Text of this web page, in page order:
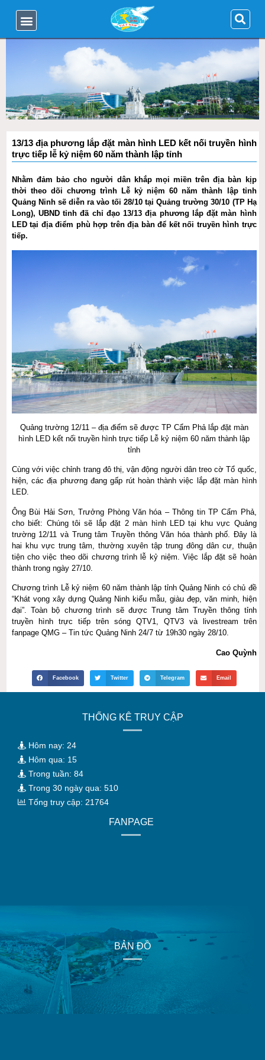
13/13 địa phương lắp đặt màn hình LED kết nối truyền hình
trực tiếp lễ kỷ niệm 60 năm thành lập tỉnh
Nhằm đảm bảo cho người dân khắp mọi miền trên địa bàn kịp
thời theo dõi chương trình Lễ kỷ niệm 60 năm thành lập tỉnh
Quảng Ninh sẽ diễn ra vào tối 28/10 tại Quảng trường 30/10 (TP Hạ
Long), UBND tỉnh đã chỉ đạo 13/13 địa phương lắp đặt màn hình
LED tại địa điểm phù hợp trên địa bàn để kết nối truyền hình trực
tiếp.
Quảng trường 12/11 – địa điểm sẽ được TP Cẩm Phả lắp đặt màn
hình LED kết nối truyền hình trực tiếp Lễ kỷ niệm 60 năm thành lập
tỉnh
Cùng với việc chỉnh trang đô thị, vận động người dân treo cờ Tổ quốc,
hiện, các địa phương đang gấp rút hoàn thành việc lắp đặt màn hình
LED.
Ông Bùi Hải Sơn, Trưởng Phòng Văn hóa – Thông tin TP Cẩm Phả,
cho biết: Chúng tôi sẽ lắp đặt 2 màn hình LED tại khu vực Quảng
trường 12/11 và Trung tâm Truyền thông Văn hóa thành phố. Đây là
hai khu vực trung tâm, thường xuyên tập trung đông dân cư, thuận
tiện cho việc theo dõi chương trình lễ kỷ niệm. Việc lắp đặt sẽ hoàn
thành trong ngày 27/10.
Chương trình Lễ kỷ niệm 60 năm thành lập tỉnh Quảng Ninh có chủ đề
“Khát vọng xây dựng Quảng Ninh kiểu mẫu, giàu đẹp, văn minh, hiện
đại”. Toàn bộ chương trình sẽ được Trung tâm Truyền thông tỉnh
truyền hình trực tiếp trên sóng QTV1, QTV3 và livestream trên
fanpage QMG – Tin tức Quảng Ninh 24/7 từ 19h30 ngày 28/10.
Cao Quỳnh
Facebook Twitter Telegram Email
THỐNG KÊ TRUY CẬP
Hôm nay: 24
Hôm qua: 15
Trong tuần: 84
Trong 30 ngày qua: 510
Tổng truy cập: 21764
FANPAGE
BẢN ĐỒ